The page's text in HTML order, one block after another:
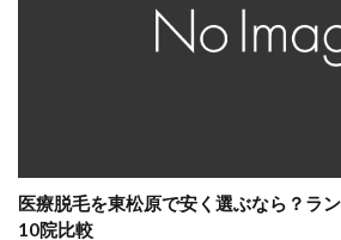
医療脱毛を東松原で安く選ぶなら？ラ
10院比較